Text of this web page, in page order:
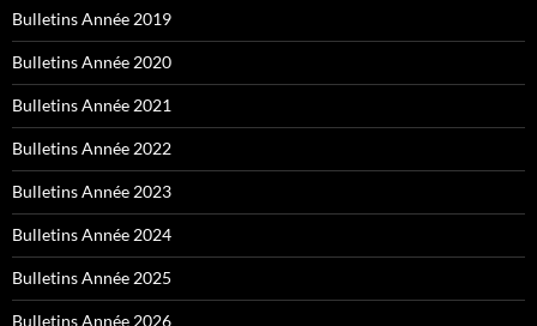
Bulletins Année 2019
Bulletins Année 2020
Bulletins Année 2021
Bulletins Année 2022
Bulletins Année 2023
Bulletins Année 2024
Bulletins Année 2025
Bulletins Année 2026